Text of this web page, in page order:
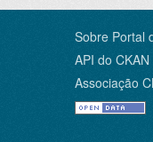
Sobre Portal
API do CKAN
Associação